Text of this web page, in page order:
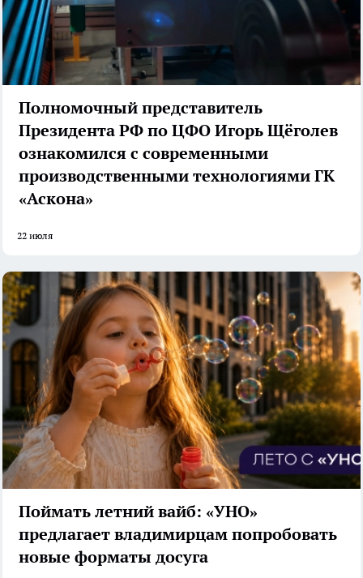
Полномочный представитель
Президента РФ по ЦФО Игорь Щёголев
ознакомился с современными
производственными технологиями ГК
«Аскона»
22 июля
Поймать летний вайб: «УНО»
предлагает владимирцам попробовать
новые форматы досуга